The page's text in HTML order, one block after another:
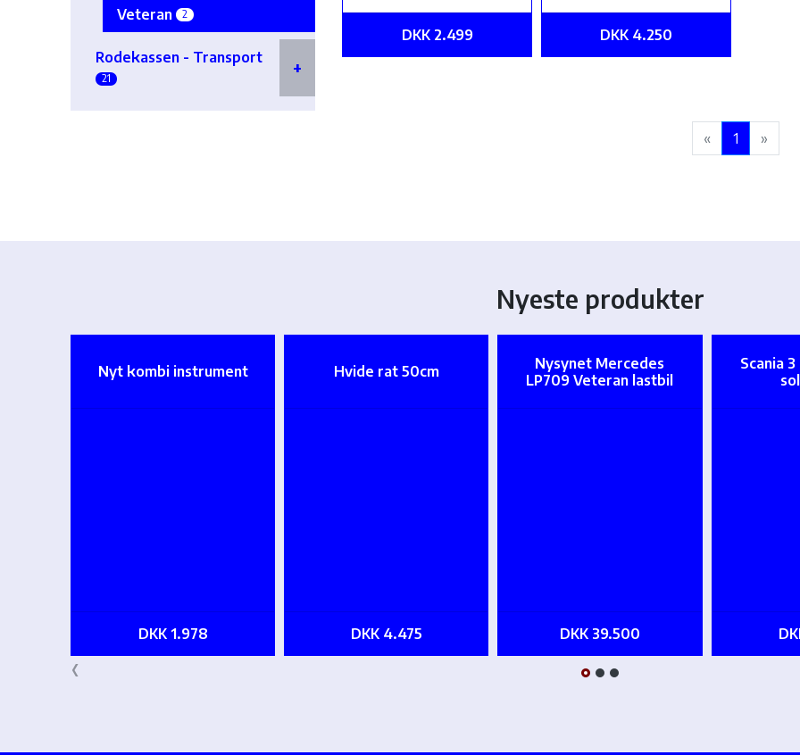
Veteran 2
Rodekassen - Transport
21
DKK 2.499 DKK 4.250
« 1 »
Nyeste produkter
Nyt kombi instrument
DKK 1.978
Hvide rat 50cm
DKK 4.475
Nysynet Mercedes
LP709 Veteran lastbil
DKK 39.500
Scania
‹